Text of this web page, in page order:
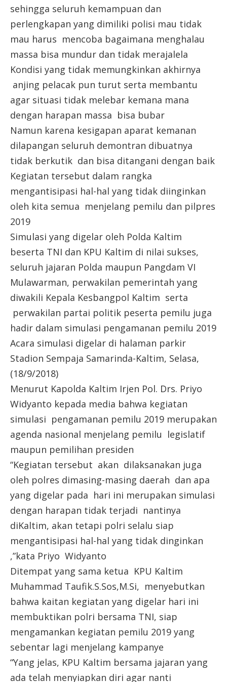
sehingga seluruh kemampuan dan
perlengkapan yang dimiliki polisi mau tidak
mau harus mencoba bagaimana menghalau
massa bisa mundur dan tidak merajalela
Kondisi yang tidak memungkinkan akhirnya
anjing pelacak pun turut serta membantu
agar situasi tidak melebar kemana mana
dengan harapan massa bisa bubar
Namun karena kesigapan aparat kemanan
dilapangan seluruh demontran dibuatnya
tidak berkutik dan bisa ditangani dengan baik
Kegiatan tersebut dalam rangka
mengantisipasi hal-hal yang tidak diinginkan
oleh kita semua menjelang pemilu dan pilpres
2019
Simulasi yang digelar oleh Polda Kaltim
beserta TNI dan KPU Kaltim di nilai sukses,
seluruh jajaran Polda maupun Pangdam VI
Mulawarman, perwakilan pemerintah yang
diwakili Kepala Kesbangpol Kaltim serta
perwakilan partai politik peserta pemilu juga
hadir dalam simulasi pengamanan pemilu 2019
Acara simulasi digelar di halaman parkir
Stadion Sempaja Samarinda-Kaltim, Selasa,
(18/9/2018)
Menurut Kapolda Kaltim Irjen Pol. Drs. Priyo
Widyanto kepada media bahwa kegiatan
simulasi pengamanan pemilu 2019 merupakan
agenda nasional menjelang pemilu legislatif
maupun pemilihan presiden
“Kegiatan tersebut akan dilaksanakan juga
oleh polres dimasing-masing daerah dan apa
yang digelar pada hari ini merupakan simulasi
dengan harapan tidak terjadi nantinya
diKaltim, akan tetapi polri selalu siap
mengantisipasi hal-hal yang tidak dinginkan
,”kata Priyo Widyanto
Ditempat yang sama ketua KPU Kaltim
Muhammad Taufik.S.Sos,M.Si, menyebutkan
bahwa kaitan kegiatan yang digelar hari ini
membuktikan polri bersama TNI, siap
mengamankan kegiatan pemilu 2019 yang
sebentar lagi menjelang kampanye
“Yang jelas, KPU Kaltim bersama jajaran yang
ada telah menyiapkan diri agar nanti